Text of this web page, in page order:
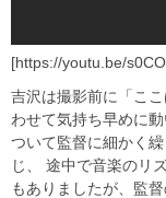
[https://youtu.be/
吉沢は撮影前に「こ
わせて気持ち早めに
ついて監督に細かく
じ、 途中で音楽のリ
もありましたが、監